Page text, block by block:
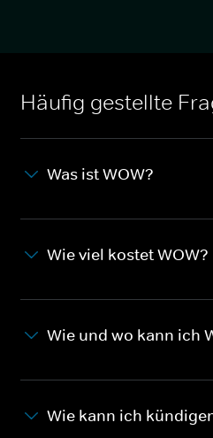
Häufig gestellte
Was ist WOW?
Wie viel kostet WOW?
Wie und wo kann ich
Wie kann ich